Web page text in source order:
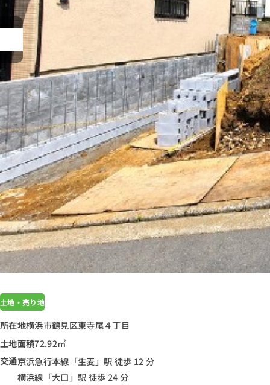
土地・売り地
所在地横浜市鶴見区東寺尾４丁目
土地面積72.92㎡
交通京浜急行本線「生麦」駅 徒歩 12 分
横浜線「大口」駅 徒歩 24 分